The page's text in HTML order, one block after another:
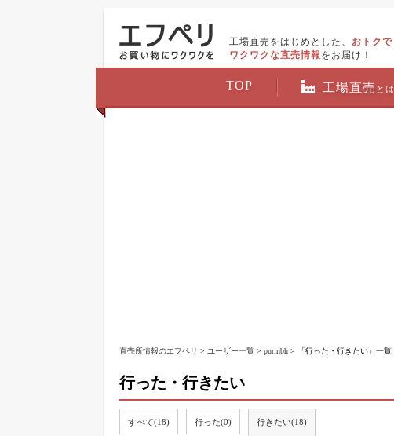
工場直売をはじめとした、 おトクで
ワクワクな直売情報 をお届け！
TOP 工場直売 とは
直売所情報のエフペリ > ユーザー一覧 > purinbh > 「行った・行きたい」一覧
行った・行きたい
すべて(18) 行った(0) 行きたい(18)